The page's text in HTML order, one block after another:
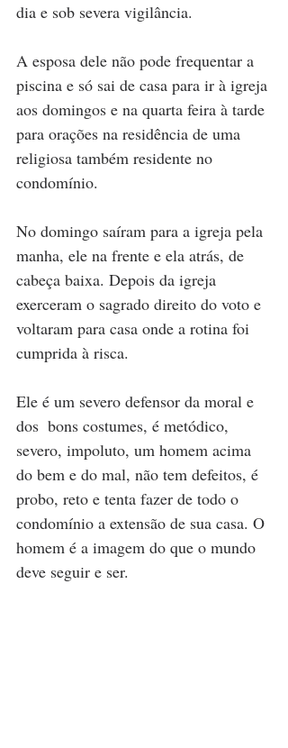
dia e sob severa vigilância.
A esposa dele não pode frequentar a
piscina e só sai de casa para ir à igreja
aos domingos e na quarta feira à tarde
para orações na residência de uma
religiosa também residente no
condomínio.
No domingo saíram para a igreja pela
manha, ele na frente e ela atrás, de
cabeça baixa. Depois da igreja
exerceram o sagrado direito do voto e
voltaram para casa onde a rotina foi
cumprida à risca.
Ele é um severo defensor da moral e
dos  bons costumes, é metódico,
severo, impoluto, um homem acima
do bem e do mal, não tem defeitos, é
probo, reto e tenta fazer de todo o
condomínio a extensão de sua casa. O
homem é a imagem do que o mundo
deve seguir e ser.